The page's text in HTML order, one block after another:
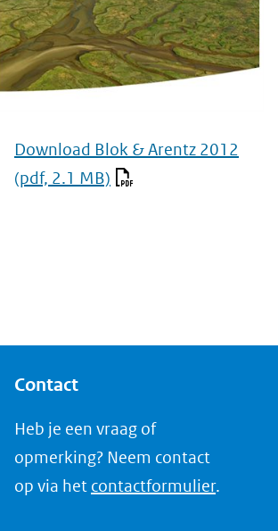
Download Blok & Arentz 2012
(pdf, 2.1 MB)
Contact
Heb je een vraag of
opmerking? Neem contact
op via het contactformulier.